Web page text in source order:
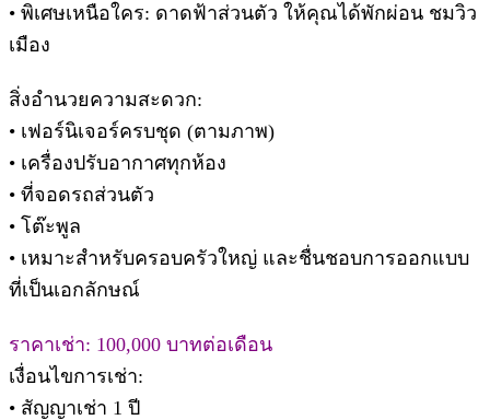
• พิเศษเหนือใคร: ดาดฟ้าส่วนตัว ให้คุณได้พักผ่อน ชมวิว
เมือง
สิ่งอำนวยความสะดวก:
• เฟอร์นิเจอร์ครบชุด (ตามภาพ)
• เครื่องปรับอากาศทุกห้อง
• ที่จอดรถส่วนตัว
• โต๊ะพูล
• เหมาะสำหรับครอบครัวใหญ่ และชื่นชอบการออกแบบ
ที่เป็นเอกลักษณ์
ราคาเช่า: 100,000 บาทต่อเดือน
เงื่อนไขการเช่า:
• สัญญาเช่า 1 ปี